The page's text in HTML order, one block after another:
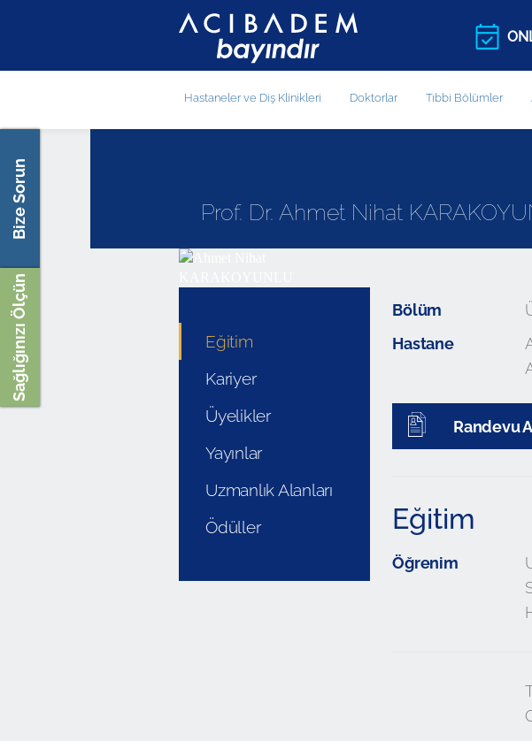
Hastaneler ve Diş Klinikleri Doktorlar Tıbbi Bölümler
Bize Sorun
Sağlığınızı Ölçün
Prof. Dr. Ahmet Nihat
Eğitim
Kariyer
Üyelikler
Yayınlar
Uzmanlık Alanları
Ödüller
Bölüm
Hastane
Randevu
Eğitim
Öğrenim